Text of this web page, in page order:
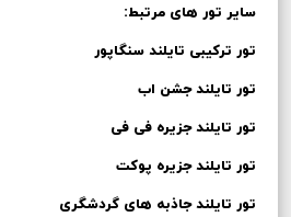
سایر تور های مرتبط:
تور ترکیبی تایلند سنگاپور
تور تایلند جشن اب
تور تایلند جزیره فی فی
تور تایلند جزیره پوکت
تور تایلند جاذبه های گردشگری